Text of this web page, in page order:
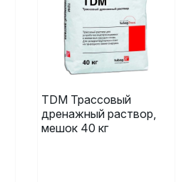
TDM Трассовый
дренажный раствор,
мешок 40 кг